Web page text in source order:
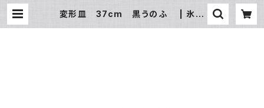
変形皿 37cm 黒うのふ | 氷販